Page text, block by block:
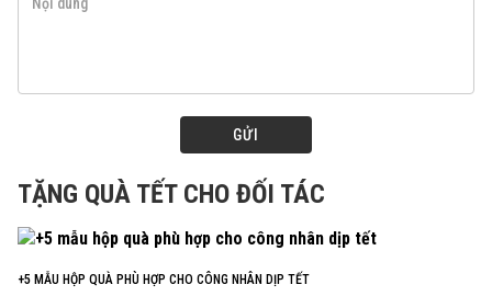
GỬI
TẶNG QUÀ TẾT CHO ĐỐI TÁC
+5 MẪU HỘP QUÀ PHÙ HỢP CHO CÔNG NHÂN DỊP TẾT